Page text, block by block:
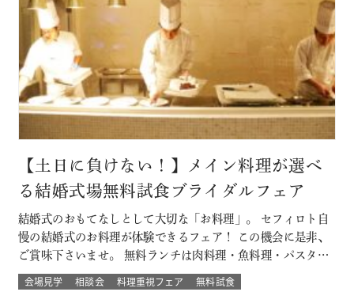
【土日に負けない！】メイン料理が選べ
る結婚式場無料試食ブライダルフェア
結婚式のおもてなしとして大切な「お料理」。 セフィロト自
慢の結婚式のお料理が体験できるフェア！ この機会に是非、
ご賞味下さいませ。 無料ランチは肉料理・魚料理・パスタか
らお選び頂けます。 平日開催なので土日とは違ってゆっくり
人気の結婚式演出体験や結婚式場の待合室などの付帯設備も
会場見学 相談会 料理重視フェア 無料試食